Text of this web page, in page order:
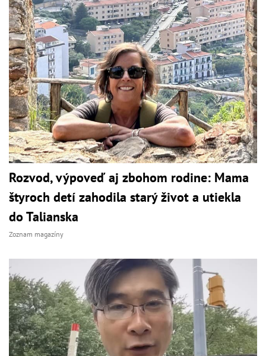
Rozvod, výpoveď aj zbohom rodine: Mama
štyroch detí zahodila starý život a utiekla
do Talianska
Zoznam magazíny